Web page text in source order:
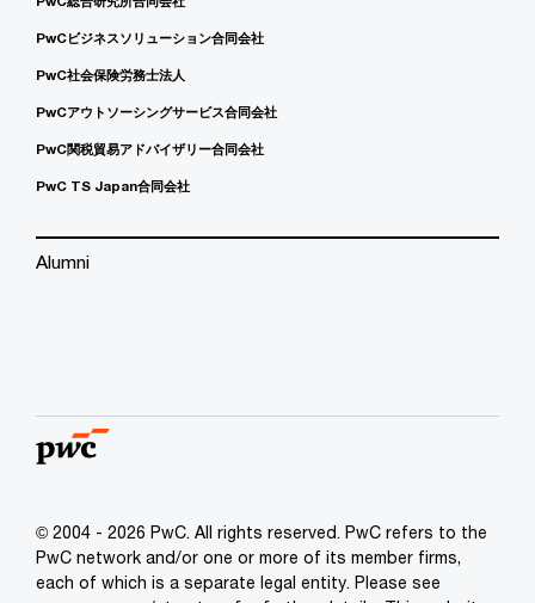
PwCビジネスソリューション合同会社
PwC社会保険労務士法人
PwCアウトソーシングサービス合同会社
PwC関税貿易アドバイザリー合同会社
PwC TS Japan合同会社
Alumni
© 2004 - 2026 PwC. All rights reserved. PwC refers to the
PwC network and/or one or more of its member firms,
each of which is a separate legal entity. Please see